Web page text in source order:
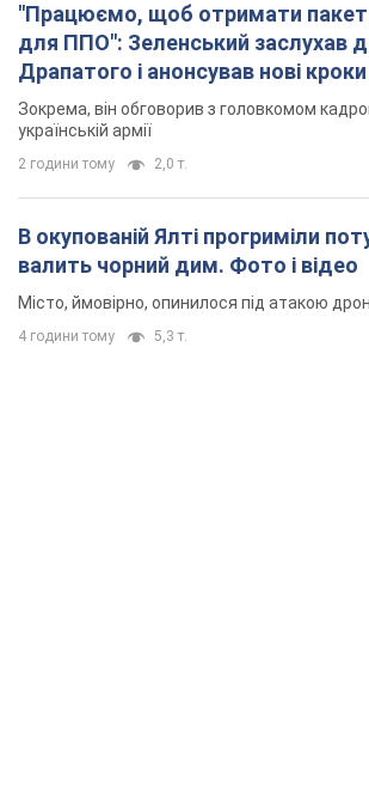
"Працюємо, щоб отримати
для ППО": Зеленський заслухав
Драпатого і анонсував нові кроки
Зокрема, він обговорив з головкомом
українській армії
2 години тому 2,0 т.
В окупованій Ялті прогриміли
валить чорний дим. Фото і відео
Місто, ймовірно, опинилося під атакою
4 години тому 5,3 т.